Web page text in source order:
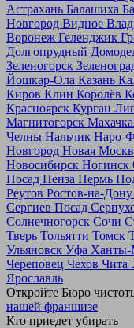
Астрахань Балашиха
Новгород Видное
Воронеж Геленджик
Долгопрудный
Зеленогорск
Йошкар-Ола Казань
Киров Клин Королёв
Красноярск Курган
Магнитогорск
Челны Нальчик Наро-
Новгород Новая
Новосибирск Ногинск
Посад Пенза Пермь
Реутов Ростов-на-Дону
Сергиев Посад
Солнечногорск Сочи
Тверь Тольятти Томск
Ульяновск Уфа Ханты-
Череповец Чехов Чита
Ярославль
Откройте Бюро
нашей франшизе
Кто приедет убирать